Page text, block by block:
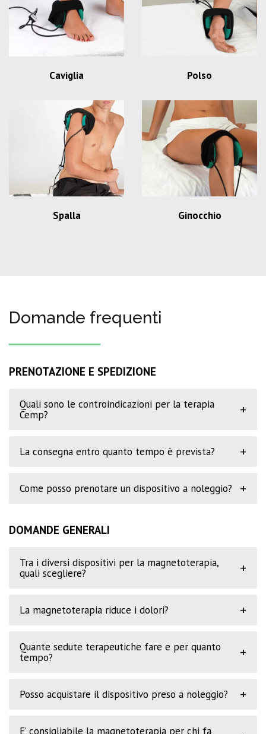
Caviglia Polso
Spalla Ginocchio
Domande frequenti
PRENOTAZIONE E SPEDIZIONE
Quali sono le controindicazioni per la terapia
Cemp?
+
La consegna entro quanto tempo è prevista? +
Come posso prenotare un dispositivo a noleggio? +
DOMANDE GENERALI
Tra i diversi dispositivi per la magnetoterapia,
quali scegliere?
+
La magnetoterapia riduce i dolori? +
Quante sedute terapeutiche fare e per quanto
tempo?
+
Posso acquistare il dispositivo preso a noleggio? +
E’ consigliabile la magnetoterapia per chi fa